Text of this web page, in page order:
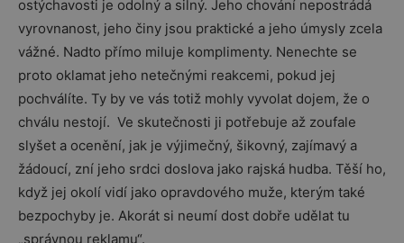
ostýchavosti je odolný a silný. Jeho chování nepostrádá
vyrovnanost, jeho činy jsou praktické a jeho úmysly zcela
vážné. Nadto přímo miluje komplimenty. Nenechte se
proto oklamat jeho netečnými reakcemi, pokud jej
pochválíte. Ty by ve vás totiž mohly vyvolat dojem, že o
chválu nestojí. Ve skutečnosti ji potřebuje až zoufale
slyšet a ocenění, jak je výjimečný, šikovný, zajímavý a
žádoucí, zní jeho srdci doslova jako rajská hudba. Těší ho,
když jej okolí vidí jako opravdového muže, kterým také
bezpochyby je. Akorát si neumí dost dobře udělat tu
„správnou reklamu“.